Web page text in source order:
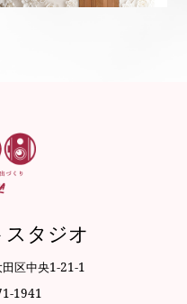
タジオ
区中央1-21-1
1941